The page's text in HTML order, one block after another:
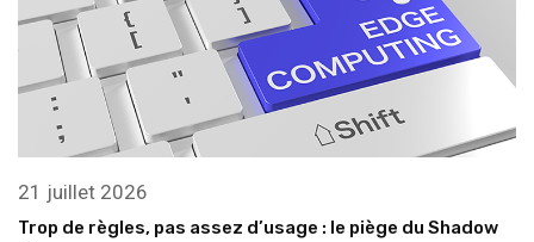
21 juillet 2026
Trop de règles, pas assez d’usage : le piège du Shadow